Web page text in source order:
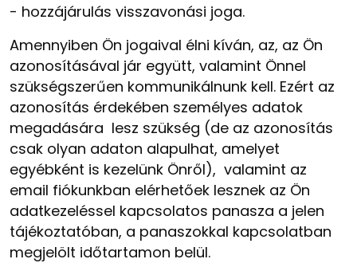
- hozzájárulás visszavonási joga.
Amennyiben Ön jogaival élni kíván, az, az Ön
azonosításával jár együtt, valamint Önnel
szükségszerűen kommunikálnunk kell. Ezért az
azonosítás érdekében személyes adatok
megadására lesz szükség (de az azonosítás
csak olyan adaton alapulhat, amelyet
egyébként is kezelünk Önről), valamint az
email fiókunkban elérhetőek lesznek az Ön
adatkezeléssel kapcsolatos panasza a jelen
tájékoztatóban, a panaszokkal kapcsolatban
megjelölt időtartamon belül.